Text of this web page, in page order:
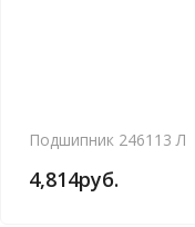
Подшипник 246113 Л
4,814руб.